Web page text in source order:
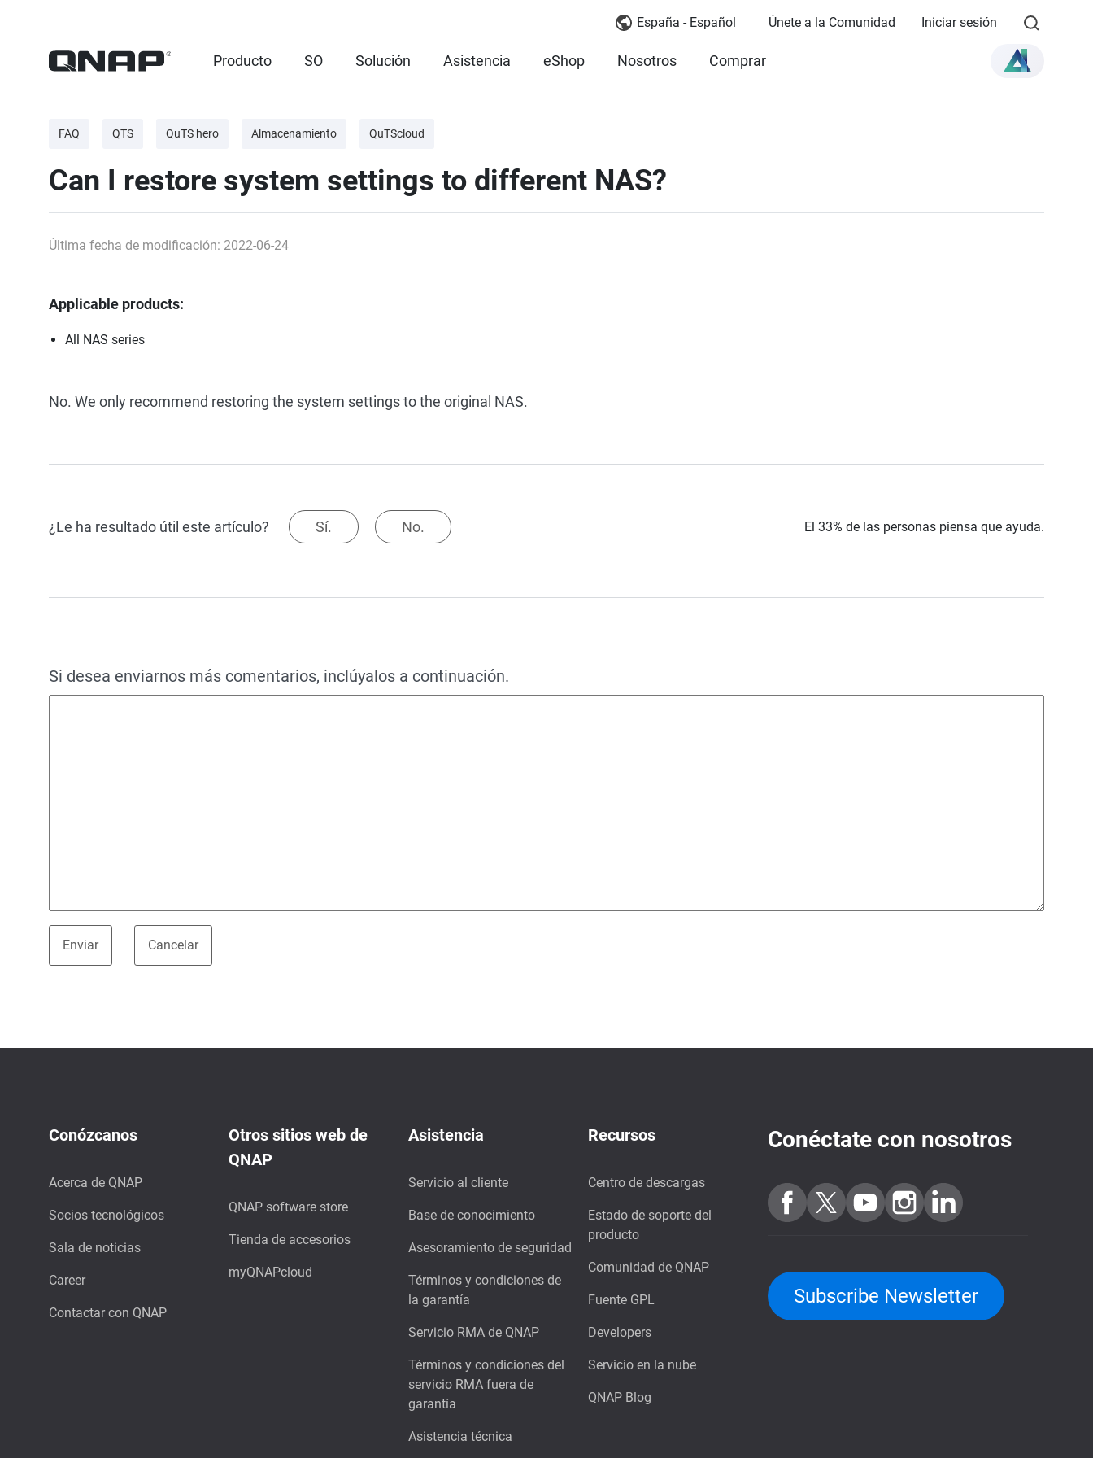
España - Español Únete a la Comunidad Iniciar sesión
Producto SO Solución Asistencia eShop Nosotros Comprar
FAQ QTS QuTS hero Almacenamiento QuTScloud
Can I restore system settings to different NAS?
Última fecha de modificación: 2022-06-24
Applicable products:
All NAS series
No. We only recommend restoring the system settings to the original NAS.
¿Le ha resultado útil este artículo? Sí. No. El 33% de las personas piensa que ayuda.
Si desea enviarnos más comentarios, inclúyalos a continuación.
Conózcanos
Acerca de QNAP
Socios tecnológicos
Sala de noticias
Career
Contactar con QNAP
Otros sitios web de
QNAP
QNAP software store
Tienda de accesorios
myQNAPcloud
Asistencia
Servicio al cliente
Base de conocimiento
Asesoramiento de seguridad
Términos y condiciones de
la garantía
Servicio RMA de QNAP
Términos y condiciones del
servicio RMA fuera de
garantía
Asistencia técnica
Recursos
Centro de descargas
Estado de soporte del
producto
Comunidad de QNAP
Fuente GPL
Developers
Servicio en la nube
QNAP Blog
Conéctate con nosotros
Subscribe Newsletter